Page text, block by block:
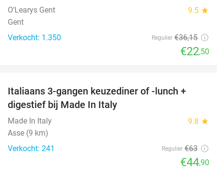
O'Learys Gent 9.5 star
Gent
Verkocht: 1.350
Regulier €36,15
€22,50
Italiaans 3-gangen keuzediner of -lunch +
digestief bij Made In Italy
Made In Italy 9.8 star
Asse (9 km)
Verkocht: 241
Regulier €63
€44,90